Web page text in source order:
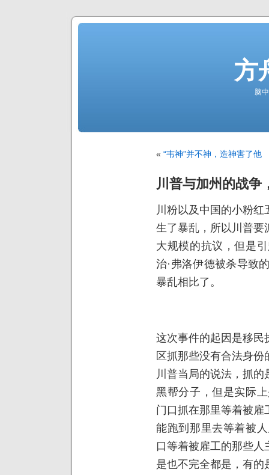
方
脑
« “韦神”并不神，造神害了他
川普与加州的战争
川粉以及中国的小粉
生了暴乱，所以川普要
大规模的抗议，但是
治·弗洛伊德被杀导致
暴乱相比了。
这次事件的起因是移民
区抓那些没有合法身
川普当局的说法，抓
黑帮分子，但是实际
门口抓在那里等着被
能跑到那里去等着被
口等着被雇工的那些
是也不完全都是，有